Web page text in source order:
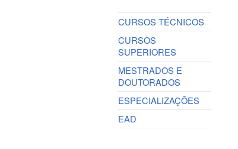
CURSOS TÉCNICOS
CURSOS
SUPERIORES
MESTRADOS E
DOUTORADOS
ESPECIALIZAÇÕES
EAD